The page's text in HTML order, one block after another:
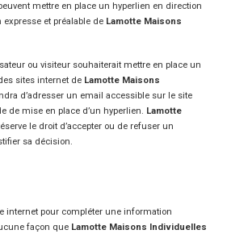
mettre en place un hyperlien en direction
expresse et préalable de Lamotte Maisons
ou visiteur souhaiterait mettre en place un
sites internet de Lamotte Maisons
d’adresser un email accessible sur le site
de mise en place d’un hyperlien. Lamotte
le droit d’accepter ou de refuser un
sa décision.
internet pour compléter une information
façon que Lamotte Maisons Individuelles